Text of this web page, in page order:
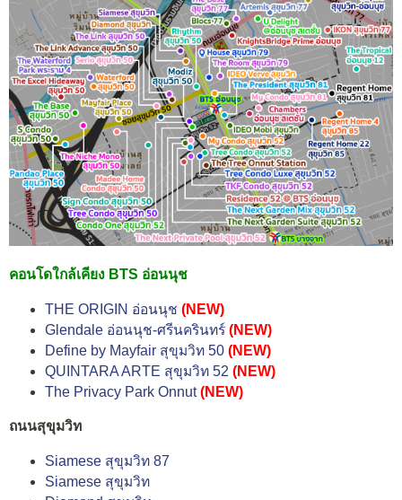
คอนโดใกล้เคียง BTS อ่อนนุช
THE ORIGIN อ่อนนุช (NEW)
Glendale อ่อนนุช-ศรีนครินทร์ (NEW)
Define by Mayfair สุขุมวิท 50 (NEW)
QUINTARA ARTE สุขุมวิท 52 (NEW)
The Privacy Park Onnut (NEW)
ถนนสุขุมวิท
Siamese สุขุมวิท 87
Siamese สุขุมวิท